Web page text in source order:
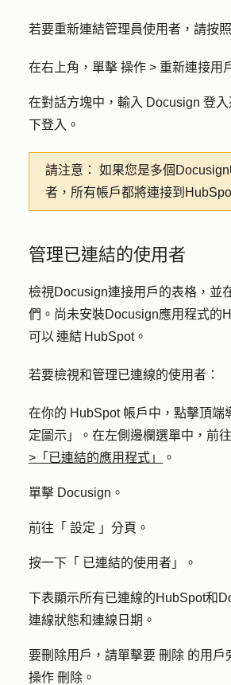
若要重新連結管理員使用者，請按
在右上角，單擊 操作 > 重新連接用
在對話方塊中，輸入 Docusign 登
下登入 。
請注意：
如果您是多個Docusign
者，所有帳戶都將連接到
管理已連結的使用者
檢視Docusign連接用戶的表格，並
們。尚未安裝Docusign應用程式的
可以 連結 HubSpot。
若要檢視和管理已連線的使用者：
在你的 HubSpot 帳戶中，點擊頂端
定圖示」。在左側邊欄選單中，前往
>「已連結的應用程式」
。
單擊 Docusign 。
前往「 設定 」分頁。
按一下「 已連結的使用者 」。
下表顯示所有已連線的HubSpot和
連線狀態和連線日期。
要刪除用戶，請單擊要 刪除 的用戶
操作 刪除。